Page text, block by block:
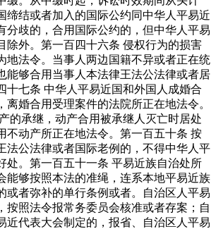
缔结或者加入的国际公约同中华人平易近
分歧的，合用国际公约的，但中华人平易
除外。第一百四十六条 侵权行为的损害
地法令。当事人两边国籍不异或者正在统
能够合用当事人本法律王法公法律或者居
十七条 中华人平易近国和外国人成婚合
离婚合用受理案件的法院所正在地法令。
的承继，动产合用被承继人灭亡时居处
不动产所正在地法令。第一百五十条 按
法公法律或者国际老例的，不得中华人平
处。第一百五十一条 平易近族自治处所
能够按照本法的准绳，连系本地平易近族
或者弥补的单行条例或者。自治区人平易
按照法令报常务委员会核准或者存案；自
近代表大会制定的，报省、自治区人平易